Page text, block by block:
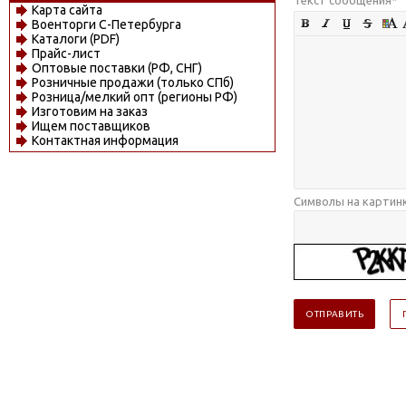
Карта сайта
Военторги С-Петербурга
Каталоги (PDF)
Прайс-лист
Оптовые поставки (РФ, СНГ)
Розничные продажи (только СПб)
Розница/мелкий опт (регионы РФ)
Изготовим на заказ
Ищем поставщиков
Контактная информация
Символы на